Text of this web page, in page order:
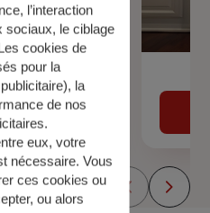
l’interaction
sociaux, le ciblage
cookies de
pour la
), la
de nos
eux, votre
nécessaire. Vous
ces cookies ou
ou alors